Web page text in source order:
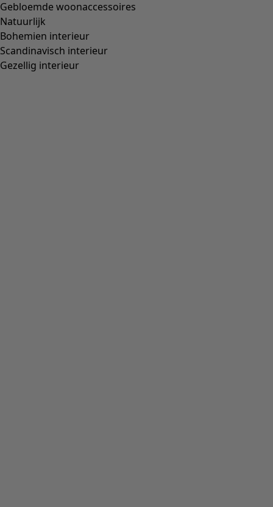
Gebloemde woonaccessoires
Natuurlijk
Bohemien interieur
Scandinavisch interieur
Gezellig interieur